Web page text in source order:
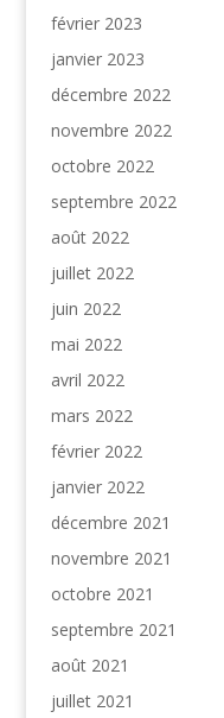
février 2023
janvier 2023
décembre 2022
novembre 2022
octobre 2022
septembre 2022
août 2022
juillet 2022
juin 2022
mai 2022
avril 2022
mars 2022
février 2022
janvier 2022
décembre 2021
novembre 2021
octobre 2021
septembre 2021
août 2021
juillet 2021